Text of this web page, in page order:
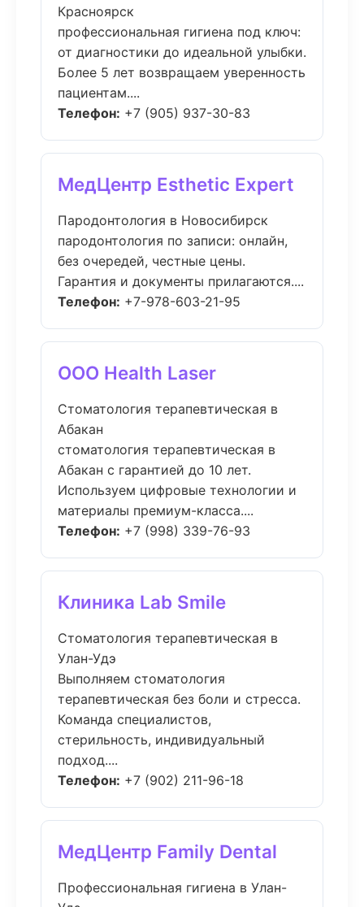
Красноярск
профессиональная гигиена под ключ:
от диагностики до идеальной улыбки.
Более 5 лет возвращаем уверенность
пациентам....
Телефон: +7 (905) 937-30-83
МедЦентр Esthetic Expert
Пародонтология в Новосибирск
пародонтология по записи: онлайн,
без очередей, честные цены.
Гарантия и документы прилагаются....
Телефон: +7-978-603-21-95
ООО Health Laser
Стоматология терапевтическая в
Абакан
стоматология терапевтическая в
Абакан с гарантией до 10 лет.
Используем цифровые технологии и
материалы премиум-класса....
Телефон: +7 (998) 339-76-93
Клиника Lab Smile
Стоматология терапевтическая в
Улан-Удэ
Выполняем стоматология
терапевтическая без боли и стресса.
Команда специалистов,
стерильность, индивидуальный
подход....
Телефон: +7 (902) 211-96-18
МедЦентр Family Dental
Профессиональная гигиена в Улан-